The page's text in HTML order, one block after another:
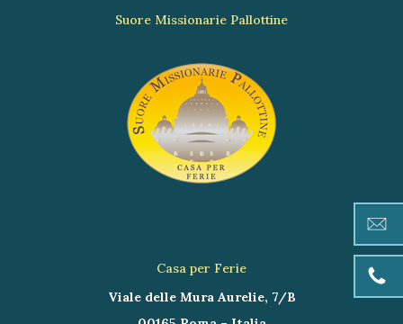
Suore Missionarie Pallottine
Casa per Ferie
Viale delle Mura Aurelie, 7/B